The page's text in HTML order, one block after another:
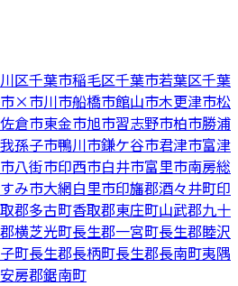
区千葉市稲毛区千葉市若葉区千葉
×市川市船橋市館山市木更津市松
佐倉市東金市旭市習志野市柏市勝浦
我孫子市鴨川市鎌ケ谷市君津市富津
八街市印西市白井市富里市南房総
み市大網白里市印旛郡酒々井町印
郡多古町香取郡東庄町山武郡九十
横芝光町長生郡一宮町長生郡睦沢
町長生郡長柄町長生郡長南町夷隅
安房郡鋸南町